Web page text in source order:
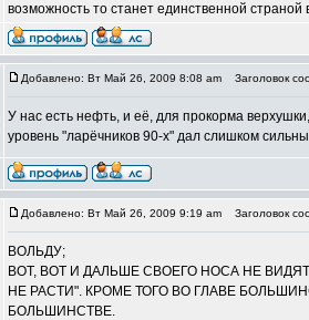
возможность то станет единственной страной
Добавлено: Вт Май 26, 2009 8:08 am Заголовок
У нас есть нефть, и её, для прокорма
уровень "ларёчников 90-х" дал слишком
Добавлено: Вт Май 26, 2009 9:19 am Заголовок
ВОЛЬДУ;
ВОТ, ВОТ И ДАЛЬШЕ СВОЕГО НОСА НЕ
НЕ РАСТИ". КРОМЕ ТОГО ВО ГЛАВЕ
БОЛЬШИНСТВЕ.